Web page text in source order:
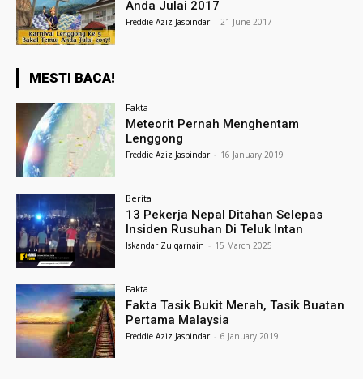
Anda Julai 2017
Freddie Aziz Jasbindar - 21 June 2017
MESTI BACA!
Fakta
Meteorit Pernah Menghentam
Lenggong
Freddie Aziz Jasbindar - 16 January 2019
Berita
13 Pekerja Nepal Ditahan Selepas
Insiden Rusuhan Di Teluk Intan
Iskandar Zulqarnain - 15 March 2025
Fakta
Fakta Tasik Bukit Merah, Tasik Buatan
Pertama Malaysia
Freddie Aziz Jasbindar - 6 January 2019